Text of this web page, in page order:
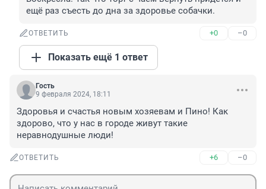
ещё раз съесть до дна за здоровье собачки.
ОТВЕТИТЬ +0 –0
Показать ещё 1 ответ
Гость
9 февраля 2024, 18:11
Здоровья и счастья новым хозяевам и Пино! Как
здорово, что у нас в городе живут такие
неравнодушные люди!
ОТВЕТИТЬ +6 –0